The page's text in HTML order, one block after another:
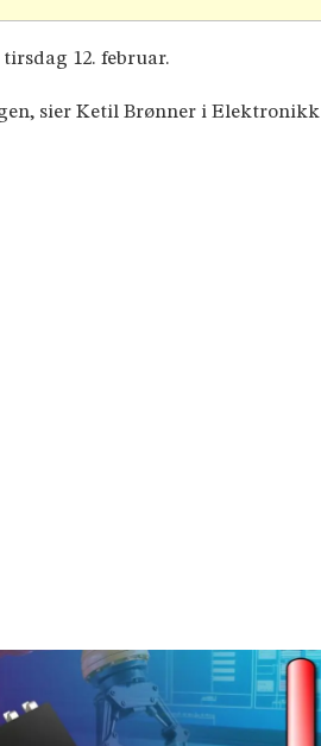
12. februar.
sier Ketil Brønner i Elektronikk